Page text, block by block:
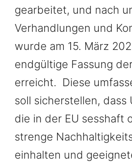
gearbeitet, und nach
Verhandlungen und
wurde am 15. März
endgültige Fassung
erreicht. Diese
soll sicherstellen, dass
die in der EU sesshaft
strenge
einhalten und